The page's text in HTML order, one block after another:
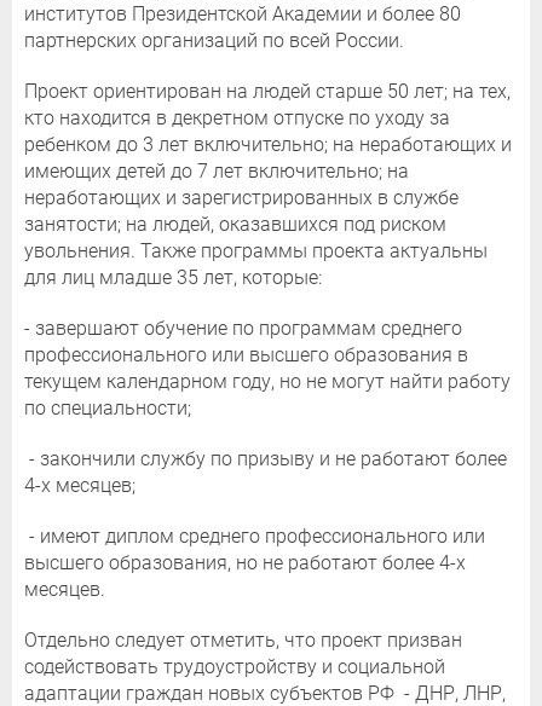
институтов Президентской Академии и более 80
партнерских организаций по всей России.
Проект ориентирован на людей старше 50 лет; на тех,
кто находится в декретном отпуске по уходу за
ребенком до 3 лет включительно; на неработающих и
имеющих детей до 7 лет включительно; на
неработающих и зарегистрированных в службе
занятости; на людей, оказавшихся под риском
увольнения. Также программы проекта актуальны
для лиц младше 35 лет, которые:
- завершают обучение по программам среднего
профессионального или высшего образования в
текущем календарном году, но не могут найти работу
по специальности;
- закончили службу по призыву и не работают более
4-х месяцев;
- имеют диплом среднего профессионального или
высшего образования, но не работают более 4-х
месяцев.
Отдельно следует отметить, что проект призван
содействовать трудоустройству и социальной
адаптации граждан новых субъектов РФ - ДНР, ЛНР,